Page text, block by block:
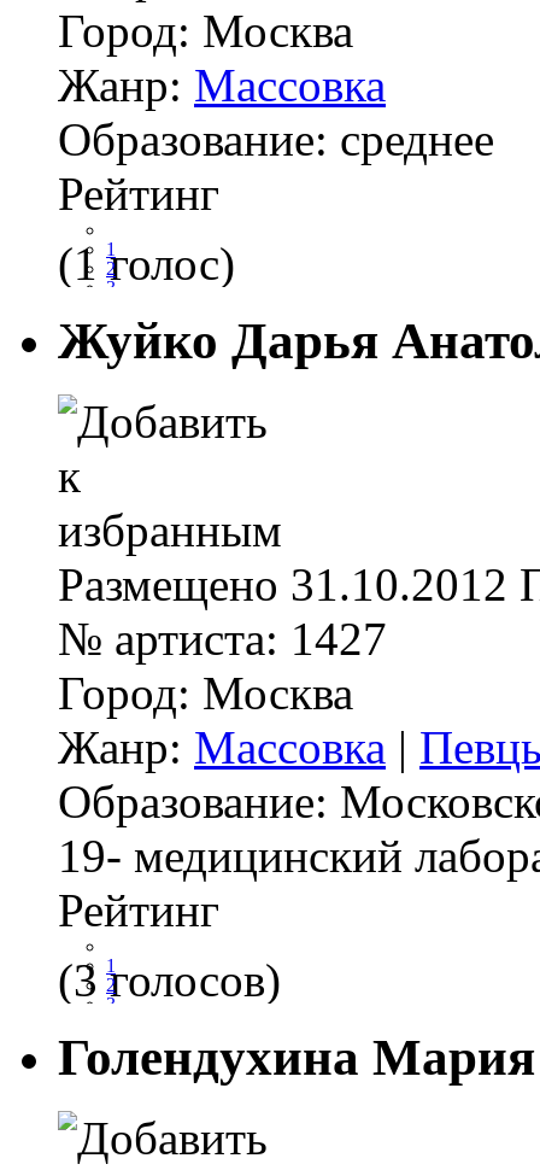
Город: Москва
Жанр: Массовка
Образование: среднее
Рейтинг
1
2
3
5
(1 голос)
Жуйко Дарья
Размещено 31.10.2012
№ артиста: 1427
Город: Москва
Жанр: Массовка |
Образование:
19- медицинский
Рейтинг
1
2
3
(3 голосов)
Голендухина